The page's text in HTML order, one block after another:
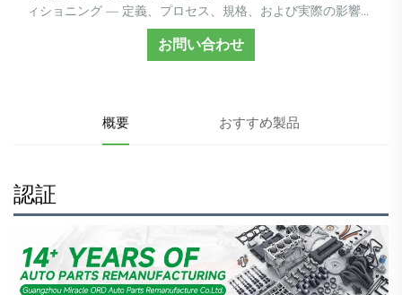
ィショニング ― 定義、プロセス、規格、および実際の影響…
お問い合わせ
概要 おすすめ製品
認証